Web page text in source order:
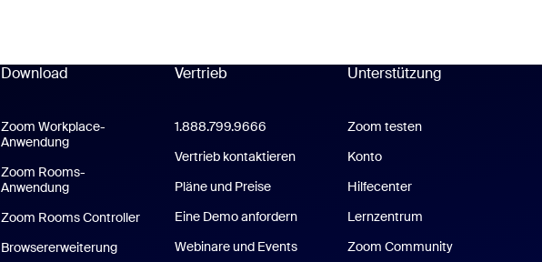
Download
Zoom Workplace-
AnwendungZoom Workplace-Anwendung
Zoom Rooms-
AnwendungZoom Rooms-Anwendung
Zoom Rooms Controller
Browsererweiterung
Vertrieb
1.888.799.9666 Mit einem Klick zum Anruf
Vertrieb kontaktieren
Pläne und Preise
Eine Demo anfordern
Webinare und Events
Unterstützung
Unterstützung
Zoom testen
Konto
Hilfecenter
Lernzentrum
Zoom Community